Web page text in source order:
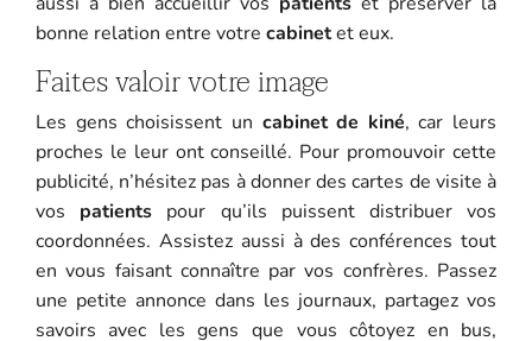
bonne relation entre votre cabinetet eux.
Faites valoir votre image
Les gens choisissent un cabinet de kiné, car leurs
proches le leur ont conseillé. Pour promouvoir cette
publicité, n’hésitez pas à donner des cartes de visite à
vos patients pour qu’ils puissent distribuer vos
coordonnées. Assistez aussi à des conférences tout
en vous faisant connaître par vos confrères. Passez
une petite annonce dans les journaux, partagez vos
savoirs avec les gens que vous côtoyez en bus,